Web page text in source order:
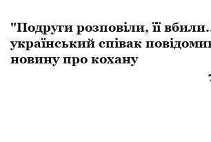
"Подруги розповіли, її
український співак
новину про кохану